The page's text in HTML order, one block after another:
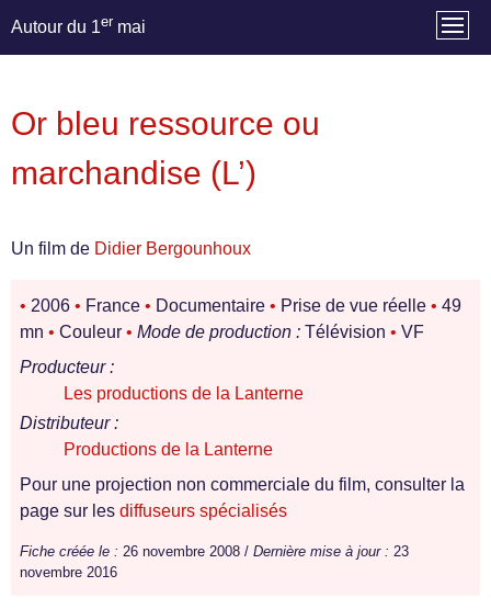
Autour du 1er mai
Or bleu ressource ou
marchandise (L’)
Un film de Didier Bergounhoux
• 2006 • France • Documentaire • Prise de vue réelle • 49
mn • Couleur • Mode de production : Télévision • VF
Producteur :
Les productions de la Lanterne
Distributeur :
Productions de la Lanterne
Pour une projection non commerciale du film, consulter la
page sur les diffuseurs spécialisés
Fiche créée le : 26 novembre 2008 / Dernière mise à jour : 23
novembre 2016